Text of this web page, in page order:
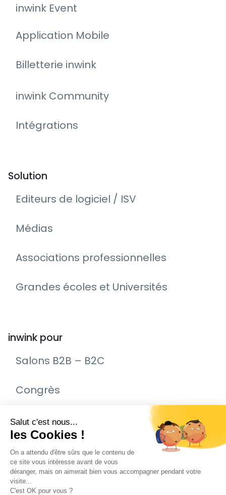
inwink Event
Application Mobile
Billetterie inwink
inwink Community
Intégrations
Solution
Editeurs de logiciel / ISV
Médias
Associations professionnelles
Grandes écoles et Universités
inwink pour
Salons B2B – B2C
Congrès
Remise de prix – Awards
Journée Portes Ouvertes (JPO)